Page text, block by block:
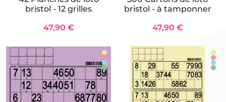
bristol - 12 grilles
47,90 €
bristol - à tamponner
47,90 €